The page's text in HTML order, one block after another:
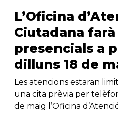
L’Oficina
Ciutadana
presencials a
dilluns 18 de
Les atencions estaran
una cita prèvia per
de maig l’Oficina